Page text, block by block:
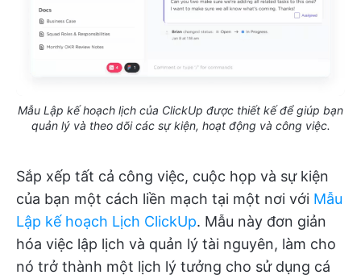
Mẫu Lập kế hoạch lịch của ClickUp được thiết kế để giúp bạn
quản lý và theo dõi các sự kiện, hoạt động và công việc.
Sắp xếp tất cả công việc, cuộc họp và sự kiện
của bạn một cách liền mạch tại một nơi với Mẫu
Lập kế hoạch Lịch ClickUp. Mẫu này đơn giản
hóa việc lập lịch và quản lý tài nguyên, làm cho
nó trở thành một lịch lý tưởng cho sử dụng cá